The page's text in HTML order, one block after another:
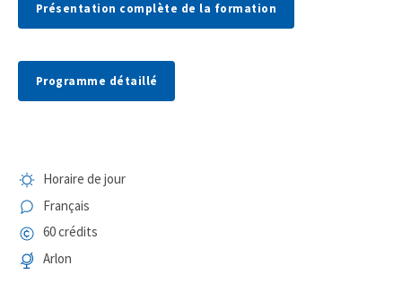
Présentation complète de la formation
Programme détaillé
Horaire de jour
Français
60 crédits
Arlon